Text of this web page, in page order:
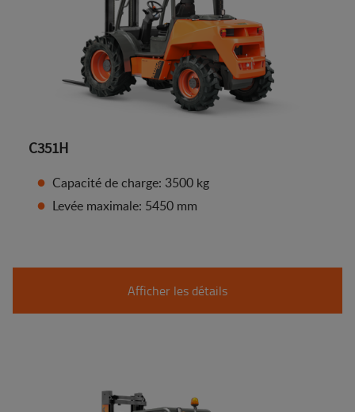
C351H
Capacité de charge: 3500 kg
Levée maximale: 5450 mm
Afficher les détails